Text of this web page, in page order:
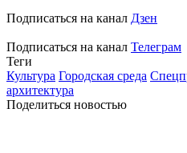
Подписаться на канал Дзен
Подписаться на канал Телеграм
Теги
Культура Городская среда
архитектура
Поделиться новостью